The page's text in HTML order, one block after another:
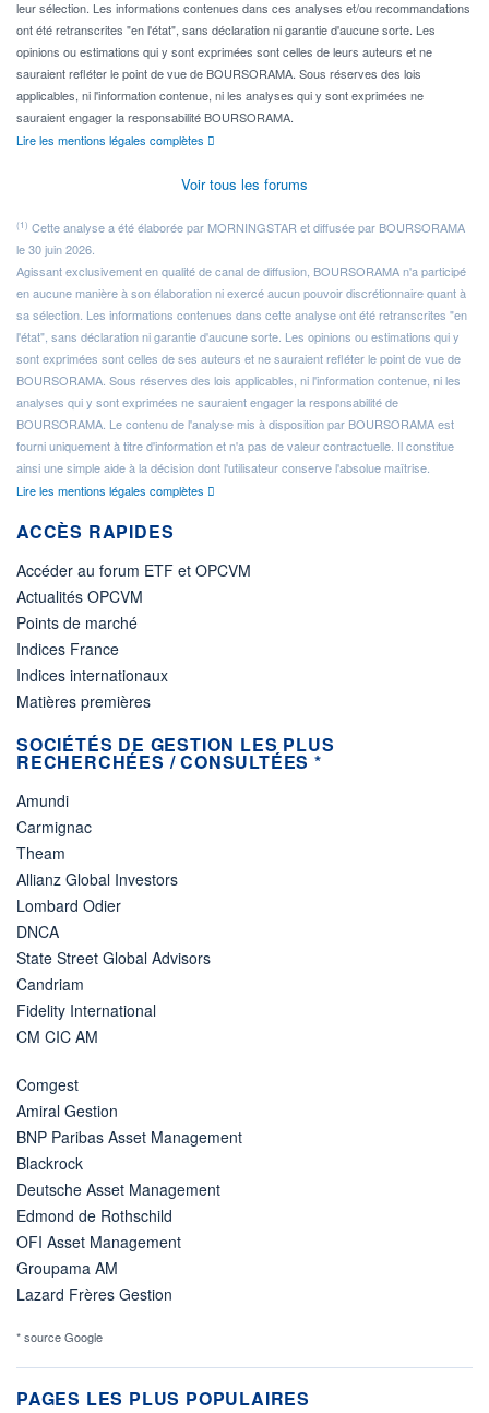
leur sélection. Les informations contenues dans ces analyses et/ou recommandations
ont été retranscrites "en l'état", sans déclaration ni garantie d'aucune sorte. Les
opinions ou estimations qui y sont exprimées sont celles de leurs auteurs et ne
sauraient refléter le point de vue de BOURSORAMA. Sous réserves des lois
applicables, ni l'information contenue, ni les analyses qui y sont exprimées ne
sauraient engager la responsabilité BOURSORAMA.
Lire les mentions légales complètes
Voir tous les forums
(1) Cette analyse a été élaborée par MORNINGSTAR et diffusée par BOURSORAMA
le 30 juin 2026.
Agissant exclusivement en qualité de canal de diffusion, BOURSORAMA n'a participé
en aucune manière à son élaboration ni exercé aucun pouvoir discrétionnaire quant à
sa sélection. Les informations contenues dans cette analyse ont été retranscrites "en
l'état", sans déclaration ni garantie d'aucune sorte. Les opinions ou estimations qui y
sont exprimées sont celles de ses auteurs et ne sauraient refléter le point de vue de
BOURSORAMA. Sous réserves des lois applicables, ni l'information contenue, ni les
analyses qui y sont exprimées ne sauraient engager la responsabilité de
BOURSORAMA. Le contenu de l'analyse mis à disposition par BOURSORAMA est
fourni uniquement à titre d'information et n'a pas de valeur contractuelle. Il constitue
ainsi une simple aide à la décision dont l'utilisateur conserve l'absolue maîtrise.
Lire les mentions légales complètes
ACCÈS RAPIDES
Accéder au forum ETF et OPCVM
Actualités OPCVM
Points de marché
Indices France
Indices internationaux
Matières premières
SOCIÉTÉS DE GESTION LES PLUS
RECHERCHÉES / CONSULTÉES *
Amundi
Carmignac
Theam
Allianz Global Investors
Lombard Odier
DNCA
State Street Global Advisors
Candriam
Fidelity International
CM CIC AM
Comgest
Amiral Gestion
BNP Paribas Asset Management
Blackrock
Deutsche Asset Management
Edmond de Rothschild
OFI Asset Management
Groupama AM
Lazard Frères Gestion
* source Google
PAGES LES PLUS POPULAIRES